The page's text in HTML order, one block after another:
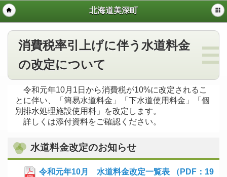
北海道美深町
消費税率引上げに伴う水道料金
の改定について
令和元年10月1日から消費税が10%に改定されるこ
とに伴い、「簡易水道料金」「下水道使用料金」「個
別排水処理施設使用料」を改定します。
詳しくは添付資料をご確認ください。
水道料金改定のお知らせ
令和元年10月 水道料金改定一覧表 （PDF：19